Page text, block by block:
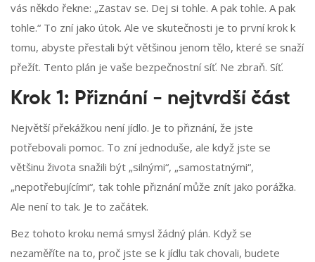
vás někdo řekne: „Zastav se. Dej si tohle. A pak tohle. A pak
tohle.“ To zní jako útok. Ale ve skutečnosti je to první krok k
tomu, abyste přestali být většinou jenom tělo, které se snaží
přežít. Tento plán je vaše bezpečnostní síť. Ne zbraň. Síť.
Krok 1: Přiznání - nejtvrdší část
Největší překážkou není jídlo. Je to přiznání, že jste
potřebovali pomoc. To zní jednoduše, ale když jste se
většinu života snažili být „silnými“, „samostatnými“,
„nepotřebujícími“, tak tohle přiznání může znít jako porážka.
Ale není to tak. Je to začátek.
Bez tohoto kroku nemá smysl žádný plán. Když se
nezaměříte na to, proč jste se k jídlu tak chovali, budete